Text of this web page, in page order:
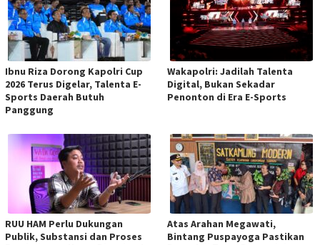
Ibnu Riza Dorong Kapolri Cup
2026 Terus Digelar, Talenta E-
Sports Daerah Butuh
Panggung
Wakapolri: Jadilah Talenta
Digital, Bukan Sekadar
Penonton di Era E-Sports
RUU HAM Perlu Dukungan
Publik, Substansi dan Proses
Atas Arahan Megawati,
Bintang Puspayoga Pastikan